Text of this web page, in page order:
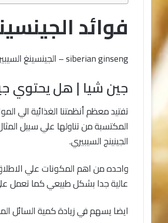
فوائد
siberian ginseng – الجينسينغ السيبيري وفوائدة واستخداماته.
جين شيا | هل يحتوي
تفتيد معظم أنظمتنا الغذائية الي
المكتسبة من تناولها علي سبيل
الجينينج السيبيري.
واحده من اهم المكونات علي
عالية جدا بشكل طبيعي كما تعمل
ايضا يسهم في زيادة كمية السائل